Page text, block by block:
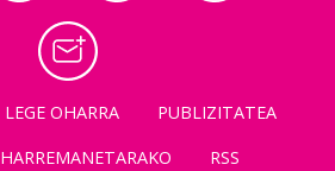
LEGE OHARRA
PUBLIZITATEA
HARREMANETARAKO RSS